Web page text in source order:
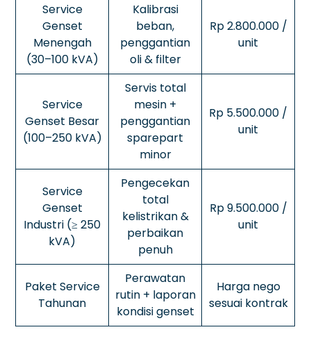
Service
Genset
Menengah
(30–100 kVA)
Kalibrasi
beban,
penggantian
oli & filter
Rp 2.800.000 /
unit
Service
Genset Besar
(100–250 kVA)
Servis total
mesin +
penggantian
sparepart
minor
Rp 5.500.000 /
unit
Service
Genset
Industri (≥ 250
kVA)
Pengecekan
total
kelistrikan &
perbaikan
penuh
Rp 9.500.000 /
unit
Paket Service
Tahunan
Perawatan
rutin + laporan
kondisi genset
Harga nego
sesuai kontrak